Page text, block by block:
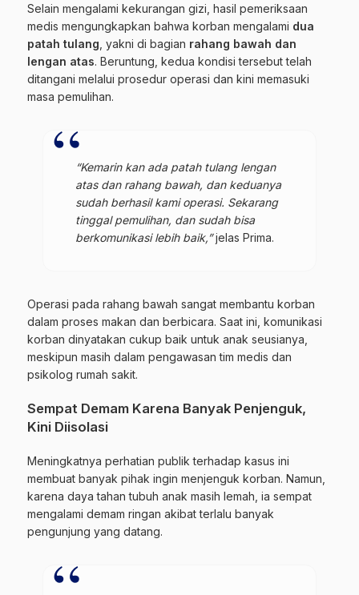
Selain mengalami kekurangan gizi, hasil pemeriksaan
medis mengungkapkan bahwa korban mengalami dua
patah tulang , yakni di bagian rahang bawah dan
lengan atas. Beruntung, kedua kondisi tersebut telah
ditangani melalui prosedur operasi dan kini memasuki
masa pemulihan.
“Kemarin kan ada patah tulang lengan
atas dan rahang bawah, dan keduanya
sudah berhasil kami operasi. Sekarang
tinggal pemulihan, dan sudah bisa
berkomunikasi lebih baik,”jelas Prima.
Operasi pada rahang bawah sangat membantu korban
dalam proses makan dan berbicara. Saat ini, komunikasi
korban dinyatakan cukup baik untuk anak seusianya,
meskipun masih dalam pengawasan tim medis dan
psikolog rumah sakit.
Sempat Demam Karena Banyak Penjenguk,
Kini Diisolasi
Meningkatnya perhatian publik terhadap kasus ini
membuat banyak pihak ingin menjenguk korban. Namun,
karena daya tahan tubuh anak masih lemah, ia sempat
mengalami demam ringan akibat terlalu banyak
pengunjung yang datang.